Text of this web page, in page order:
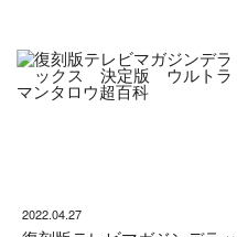
2022.04.27